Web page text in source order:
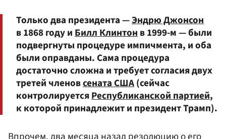
Только два президента —Эндрю Джонсон
в 1868 году иБилл Клинтонв 1999-м — были
подвергнуты процедуре импичмента, и оба
были оправданы. Сама процедура
достаточно сложна и требует согласия двух
третей членовсената США(сейчас
контролируетсяРеспубликанской партией,
к которой принадлежит и президент Трамп).